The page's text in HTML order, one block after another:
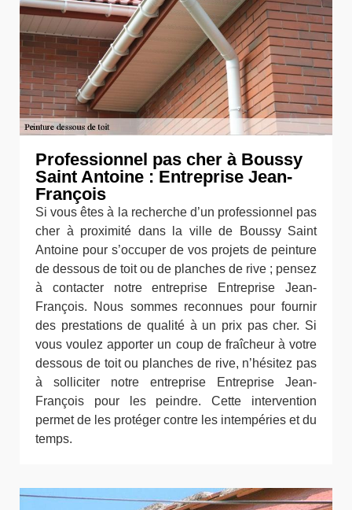
Professionnel pas cher à Boussy
Saint Antoine : Entreprise Jean-
François
Si vous êtes à la recherche d’un professionnel pas
cher à proximité dans la ville de Boussy Saint
Antoine pour s’occuper de vos projets de peinture
de dessous de toit ou de planches de rive ; pensez
à contacter notre entreprise Entreprise Jean-
François. Nous sommes reconnues pour fournir
des prestations de qualité à un prix pas cher. Si
vous voulez apporter un coup de fraîcheur à votre
dessous de toit ou planches de rive, n’hésitez pas
à solliciter notre entreprise Entreprise Jean-
François pour les peindre. Cette intervention
permet de les protéger contre les intempéries et du
temps.